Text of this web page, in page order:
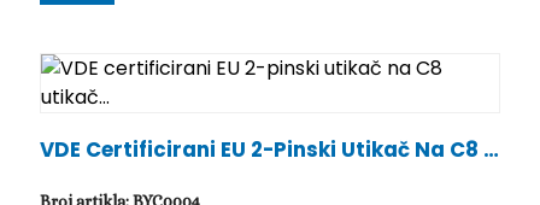
VDE Certificirani EU 2-Pinski Utikač Na C8 U